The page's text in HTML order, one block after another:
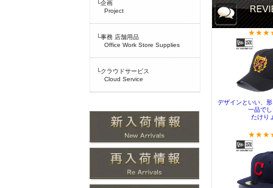
└企画
Project
└事務 店舗用品
Office Work Store Supplies
└クラウドサービス
Cloud Service